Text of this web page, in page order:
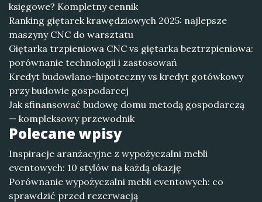
księgowe? Kompletny cennik
Ranking giętarek krawędziowych 2025: najlepsze
maszyny CNC do warsztatu
Giętarka trzpieniowa CNC vs giętarka beztrzpieniowa:
porównanie technologii i zastosowań
Kredyt budowlano-hipoteczny vs kredyt gotówkowy
przy budowie gospodarcej
Jak sfinansować budowę domu metodą gospodarczą
— kompleksowy przewodnik
Polecane wpisy
Inspiracje aranżacyjne z wypożyczalni mebli
eventowych: 10 stylów na każdą okazję
Porównanie wypożyczalni mebli eventowych: co
sprawdzić przed rezerwacją